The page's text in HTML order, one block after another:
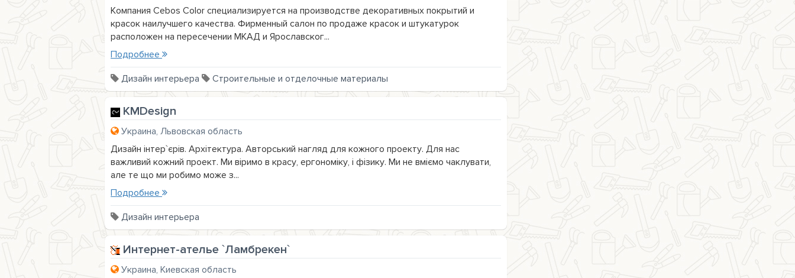
Компания Cebos Color специализируется на производстве декоративных покрытий и
красок наилучшего качества. Фирменный салон по продаже красок и штукатурок
расположен на пересечении МКАД и Ярославског...
Подробнее
Дизайн интерьера Строительные и отделочные материалы
KMDesign
Украина, Львовская область
Дизайн інтер`єрів. Архітектура. Авторський нагляд для кожного проекту. Для нас
важливий кожний проект. Ми віримо в красу, ергономіку, і фізику. Ми не вміємо чаклувати,
але те що ми робимо може з...
Подробнее
Дизайн интерьера
Интернет-ателье `Ламбрекен`
Украина, Киевская область